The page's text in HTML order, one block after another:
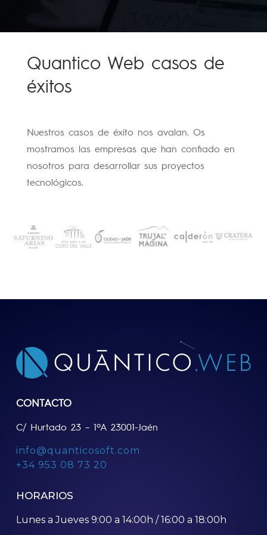
Quantico Web casos de
éxitos
Nuestros casos de éxito nos avalan. Os
mostramos las empresas que han confiado en
nosotros para desarrollar sus proyectos
tecnológicos.
CONTACTO
C/ Hurtado 23 – 1ºA 23001-Jaén
info@quanticosoft.com
+34 953 08 73 20
HORARIOS
Lunes a Jueves 9:00 a 14:00h / 16:00 a 18:00h